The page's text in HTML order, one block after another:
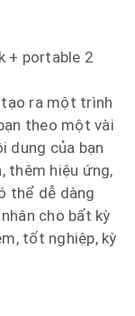
tạo ra một trình
theo một vài
dung của bạn
thêm hiệu ứng,
thể dễ dàng
cho bất kỳ
tốt nghiệp, kỳ